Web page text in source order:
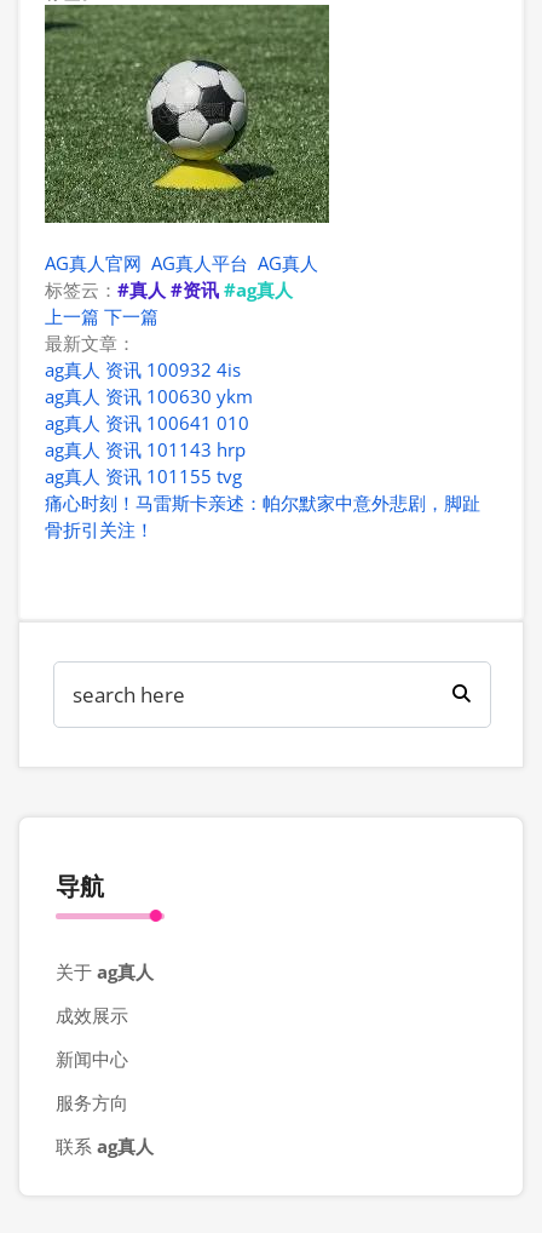
AG真人官网 AG真人平台 AG真人
标签云： #真人 #资讯 #ag真人
上一篇 下一篇
最新文章：
ag真人 资讯 100932 4is
ag真人 资讯 100630 ykm
ag真人 资讯 100641 010
ag真人 资讯 101143 hrp
ag真人 资讯 101155 tvg
痛心时刻！马雷斯卡亲述：帕尔默家中意外悲剧，脚趾
骨折引关注！
导航
关于 ag真人
成效展示
新闻中心
服务方向
联系 ag真人